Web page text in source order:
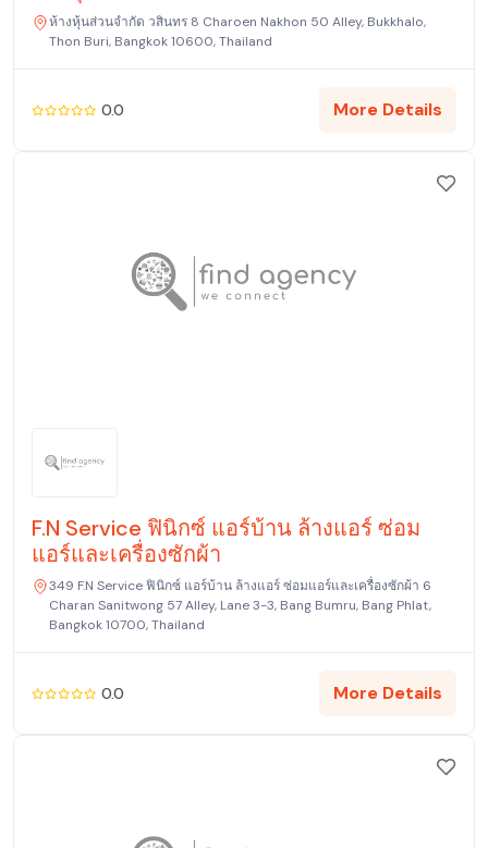
ห้างหุ้นส่วนจำกัด วสินทร 8 Charoen Nakhon 50 Alley, Bukkhalo,
Thon Buri, Bangkok 10600, Thailand
0.0 More Details
F.N Service ฟินิกซ์ แอร์บ้าน ล้างแอร์ ซ่อม
แอร์และเครื่องซักผ้า
349 F.N Service ฟินิกซ์ แอร์บ้าน ล้างแอร์ ซ่อมแอร์และเครื่องซักผ้า 6
Charan Sanitwong 57 Alley, Lane 3-3, Bang Bumru, Bang Phlat,
Bangkok 10700, Thailand
0.0 More Details